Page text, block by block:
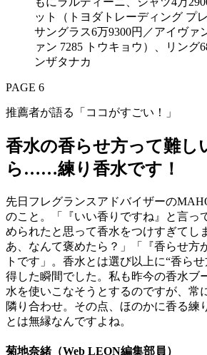
PAGE 6
推薦者が語る「ココがすごい！」
香水の香らせ方って難し
ら……練り香水です！
先日フレグランスアドバイザーの
のこと。「『いい香りですね』と言っ
められたと思って香水をつけすぎてし
あ、なんて褒めたら？」「『香らせ方
トです」。香水とは選び以上に“香ら
得した瞬間でした。私も昨今の香水ブ
水を使いこなそうとするのですが、常
隣り合わせ。その点、ほのかに香る練
とは無縁なんですよね。
菊地奈緒（Web LEON編集部員）